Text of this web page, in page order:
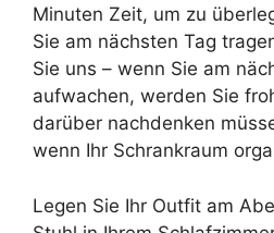
Minuten Zeit, um zu
Sie am nächsten Tag
Sie uns – wenn Sie am
aufwachen, werden Sie
darüber nachdenken
wenn Ihr Schrankraum
Legen Sie Ihr Outfit am